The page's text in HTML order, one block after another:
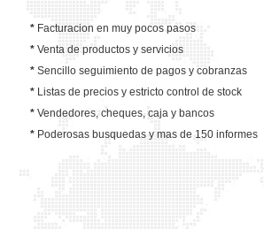
* Facturacion en muy pocos pasos
* Venta de productos y servicios
* Sencillo seguimiento de pagos y cobranzas
* Listas de precios y estricto control de stock
* Vendedores, cheques, caja y bancos
* Poderosas busquedas y mas de 150 informes